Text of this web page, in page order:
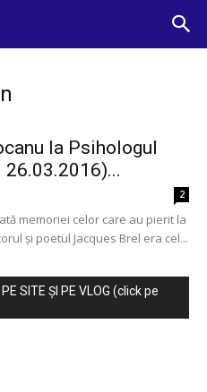
la Psihologul
2
memoriei celor care au pierit la
și poetul Jacques Brel era cel...
SITE ȘI PE VLOG (click pe